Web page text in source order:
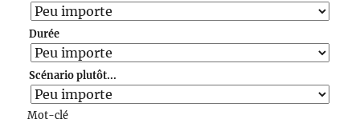
Durée
Scénario plutôt...
Mot-clé